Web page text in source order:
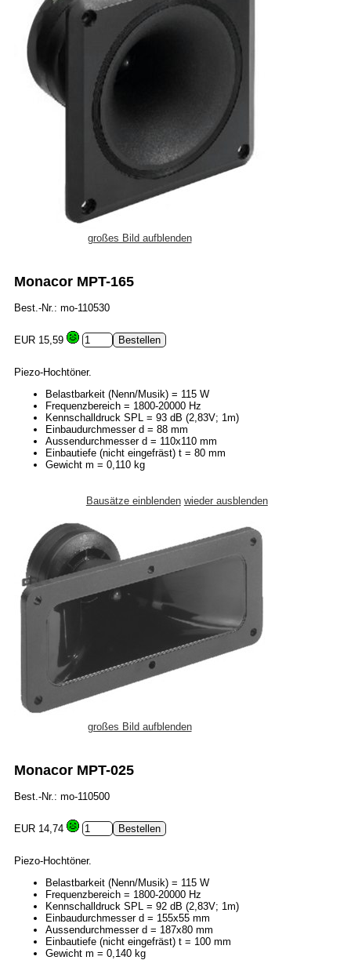
großes Bild aufblenden
Monacor MPT-165
Best.-Nr.: mo-110530
EUR 15,59
Piezo-Hochtöner.
Belastbarkeit (Nenn/Musik) = 115 W
Frequenzbereich = 1800-20000 Hz
Kennschalldruck SPL = 93 dB (2,83V; 1m)
Einbaudurchmesser d = 88 mm
Aussendurchmesser d = 110x110 mm
Einbautiefe (nicht eingefräst) t = 80 mm
Gewicht m = 0,110 kg
Bausätze einblenden wieder ausblenden
großes Bild aufblenden
Monacor MPT-025
Best.-Nr.: mo-110500
EUR 14,74
Piezo-Hochtöner.
Belastbarkeit (Nenn/Musik) = 115 W
Frequenzbereich = 1800-20000 Hz
Kennschalldruck SPL = 92 dB (2,83V; 1m)
Einbaudurchmesser d = 155x55 mm
Aussendurchmesser d = 187x80 mm
Einbautiefe (nicht eingefräst) t = 100 mm
Gewicht m = 0,140 kg